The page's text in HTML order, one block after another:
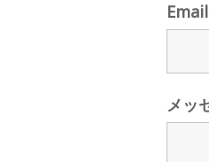
Email
メッ